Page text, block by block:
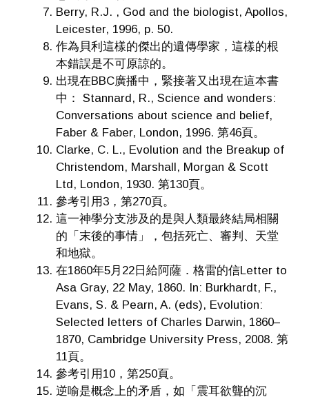
Berry, R.J. , God and the biologist, Apollos,
Leicester, 1996, p. 50.
作為貝利這樣的傑出的遺傳學家，這樣的根
本錯誤是不可原諒的。
出現在BBC廣播中，緊接著又出現在這本書
中： Stannard, R., Science and wonders:
Conversations about science and belief,
Faber & Faber, London, 1996. 第46頁。
Clarke, C. L., Evolution and the Breakup of
Christendom, Marshall, Morgan & Scott
Ltd, London, 1930. 第130頁。
參考引用3，第270頁。
這一神學分支涉及的是與人類最終結局相關
的「末後的事情」，包括死亡、審判、天堂
和地獄。
在1860年5月22日給阿薩．格雷的信Letter to
Asa Gray, 22 May, 1860. In: Burkhardt, F.,
Evans, S. & Pearn, A. (eds), Evolution:
Selected letters of Charles Darwin, 1860–
1870, Cambridge University Press, 2008. 第
11頁。
參考引用10，第250頁。
逆喻是概念上的矛盾，如「震耳欲聾的沉